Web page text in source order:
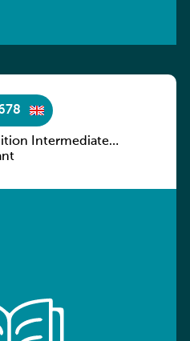
Intermediate
key